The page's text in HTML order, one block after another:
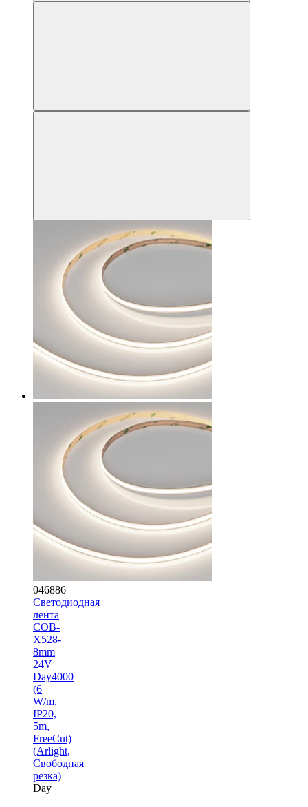
046886
Светодиодная
лента
COB-
X528-
8mm
24V
Day4000
(6
W/m,
IP20,
5m,
FreeCut)
(Arlight,
Свободная
резка)
Day
|